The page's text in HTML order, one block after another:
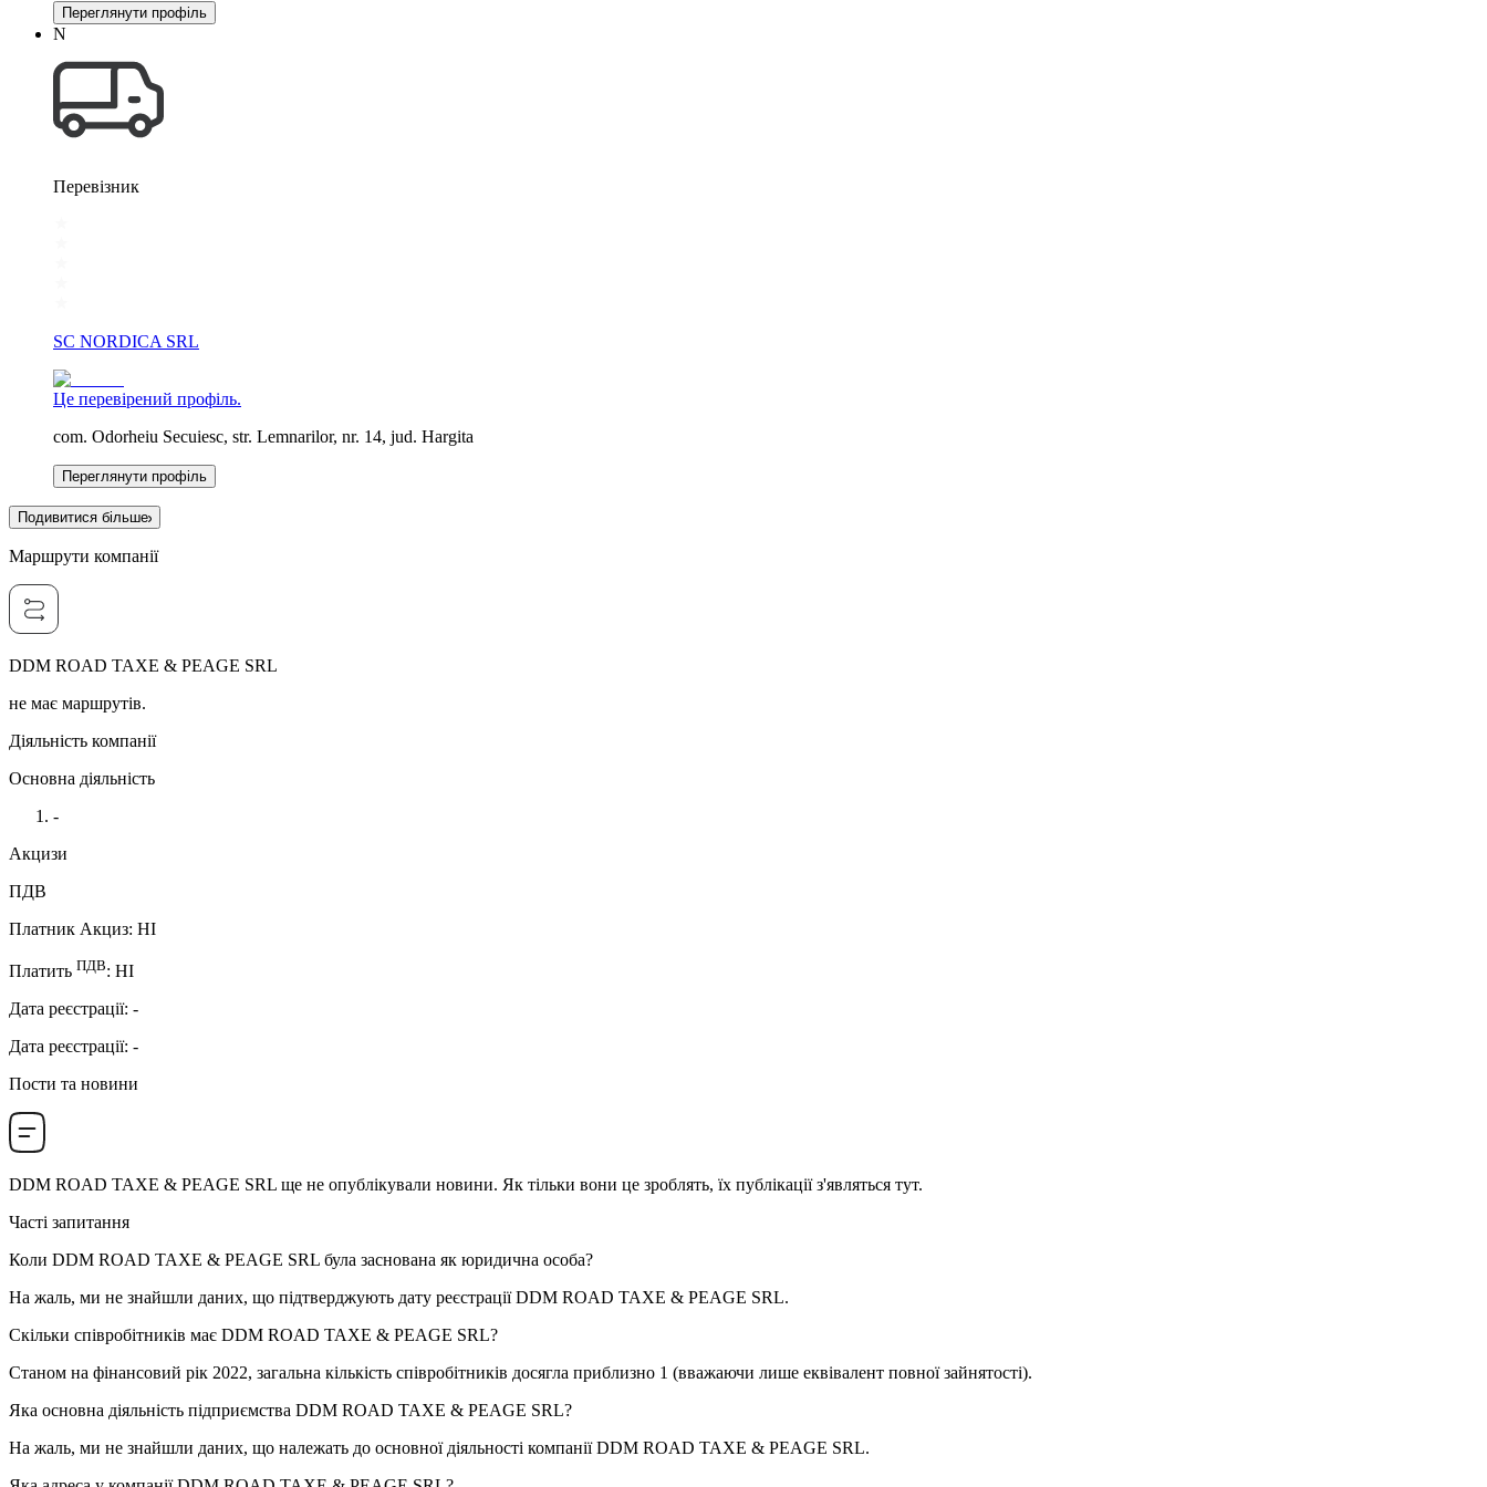
Переглянути профіль
N
Перевізник
SC NORDICA SRL
Це перевірений профіль.
com. Odorheiu Secuiesc, str. Lemnarilor, nr. 14, jud. Hargita
Переглянути профіль
Подивитися більше
Маршрути компанії
DDM ROAD TAXE & PEAGE SRL
не має маршрутів.
Діяльність компанії
Основна діяльність
-
Акцизи
ПДВ
Платник Акциз: НI
Платить ПДВ: НI
Дата реєстрації: -
Дата реєстрації: -
Пости та новини
DDM ROAD TAXE & PEAGE SRL ще не опублікували новини. Як тільки вони це зроблять, їх публікації з'являться тут.
Часті запитання
Коли DDM ROAD TAXE & PEAGE SRL була заснована як юридична особа?
На жаль, ми не знайшли даних, що підтверджують дату реєстраціїDDM ROAD TAXE & PEAGE SRL.
Скільки співробітників має DDM ROAD TAXE & PEAGE SRL?
Станом на фінансовий рік 2022, загальна кількість співробітників досягла приблизно 1 (вважаючи лише еквівалент повної зайнятості).
Яка основна діяльність підприємства DDM ROAD TAXE & PEAGE SRL?
На жаль, ми не знайшли даних, що належать до основної діяльності компаніїDDM ROAD TAXE & PEAGE SRL.